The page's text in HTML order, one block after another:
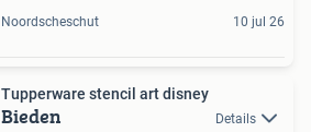
Noordscheschut 10 jul 26
Tupperware stencil art disney
Bieden Details